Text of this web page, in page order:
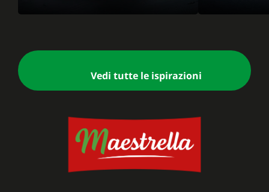
Vedi tutte le ispirazioni